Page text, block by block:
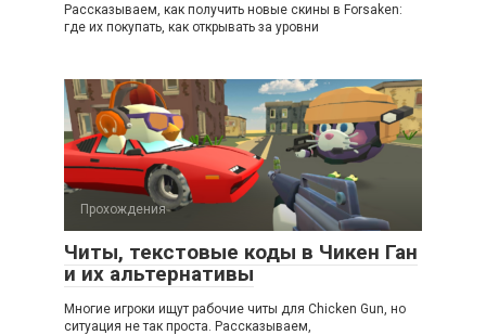
Рассказываем, как получить новые скины в Forsaken:
где их покупать, как открывать за уровни
Прохождения
Читы, текстовые коды в Чикен Ган
и их альтернативы
Многие игроки ищут рабочие читы для Chicken Gun, но
ситуация не так проста. Рассказываем,